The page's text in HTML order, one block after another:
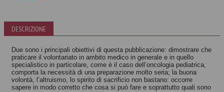
DESCRIZIONE
Due sono i principali obiettivi di questa pubblicazione: dimostrare che
praticare il volontariato in ambito medico in generale e in quello
specialistico in particolare, come è il caso dell’oncologia pediatrica,
comporta la necessità di una preparazione molto seria; la buona
volontà, l’altruismo, lo spirito di sacrificio non bastano: occorre
sapere in modo corretto che cosa si può fare e soprattutto quali sono